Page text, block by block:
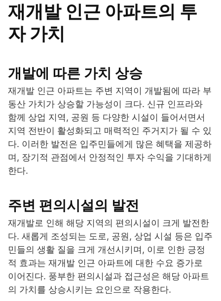
재개발 인근 아파트의 투
자 가치
개발에 따른 가치 상승
재개발 인근 아파트는 주변 지역이 개발됨에 따라 부
동산 가치가 상승할 가능성이 크다. 신규 인프라와
함께 상업 지역, 공원 등 다양한 시설이 들어서면서
지역 전반이 활성화되고 매력적인 주거지가 될 수 있
다. 이러한 발전은 입주민들에게 많은 혜택을 제공하
며, 장기적 관점에서 안정적인 투자 수익을 기대하게
한다.
주변 편의시설의 발전
재개발로 인해 해당 지역의 편의시설이 크게 발전한
다. 새롭게 조성되는 도로, 공원, 상업 시설 등은 입주
민들의 생활 질을 크게 개선시키며, 이로 인한 긍정
적 효과는 재개발 인근 아파트에 대한 수요 증가로
이어진다. 풍부한 편의시설과 접근성은 해당 아파트
의 가치를 상승시키는 요인으로 작용한다.